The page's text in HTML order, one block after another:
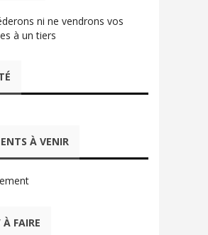
ni ne vendrons vos
à un tiers
À VENIR
FAIRE